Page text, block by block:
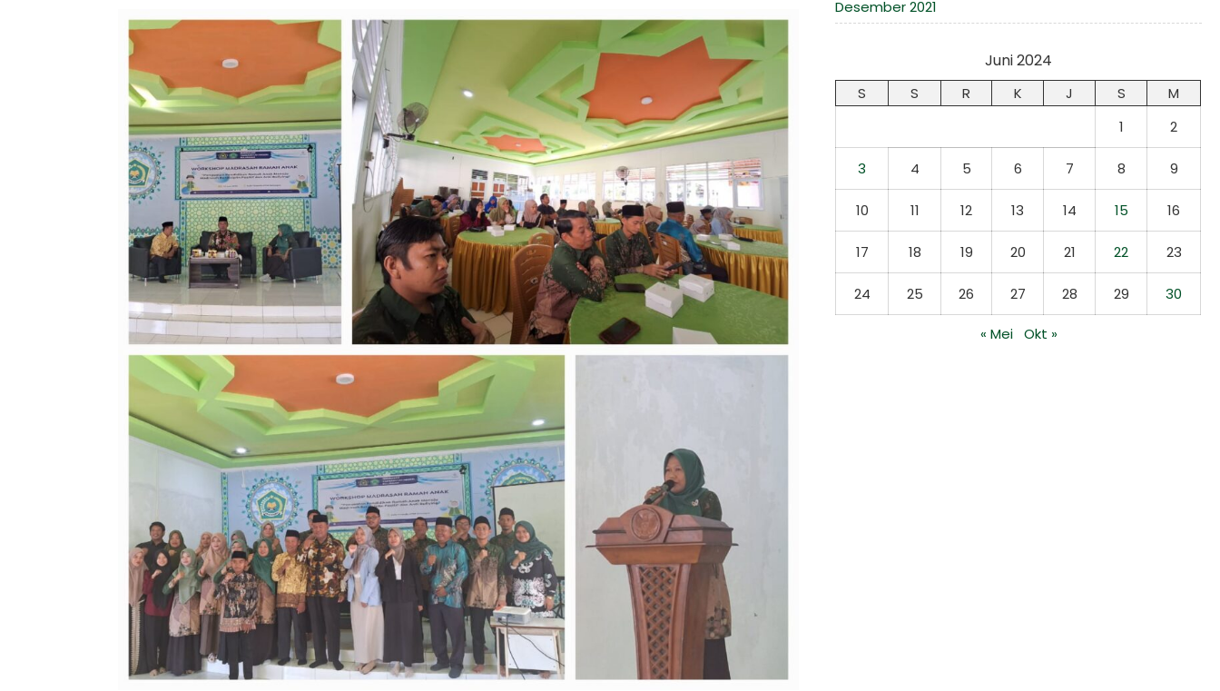
Desember 2021
Juni 2024
S S R K J S
M
1
2
3 4 5 6 7 8 9
10 11 12 13 14 15 16
17 18 19 20 21 22 23
24 25 26 27 28 29 30
« Mei Okt »